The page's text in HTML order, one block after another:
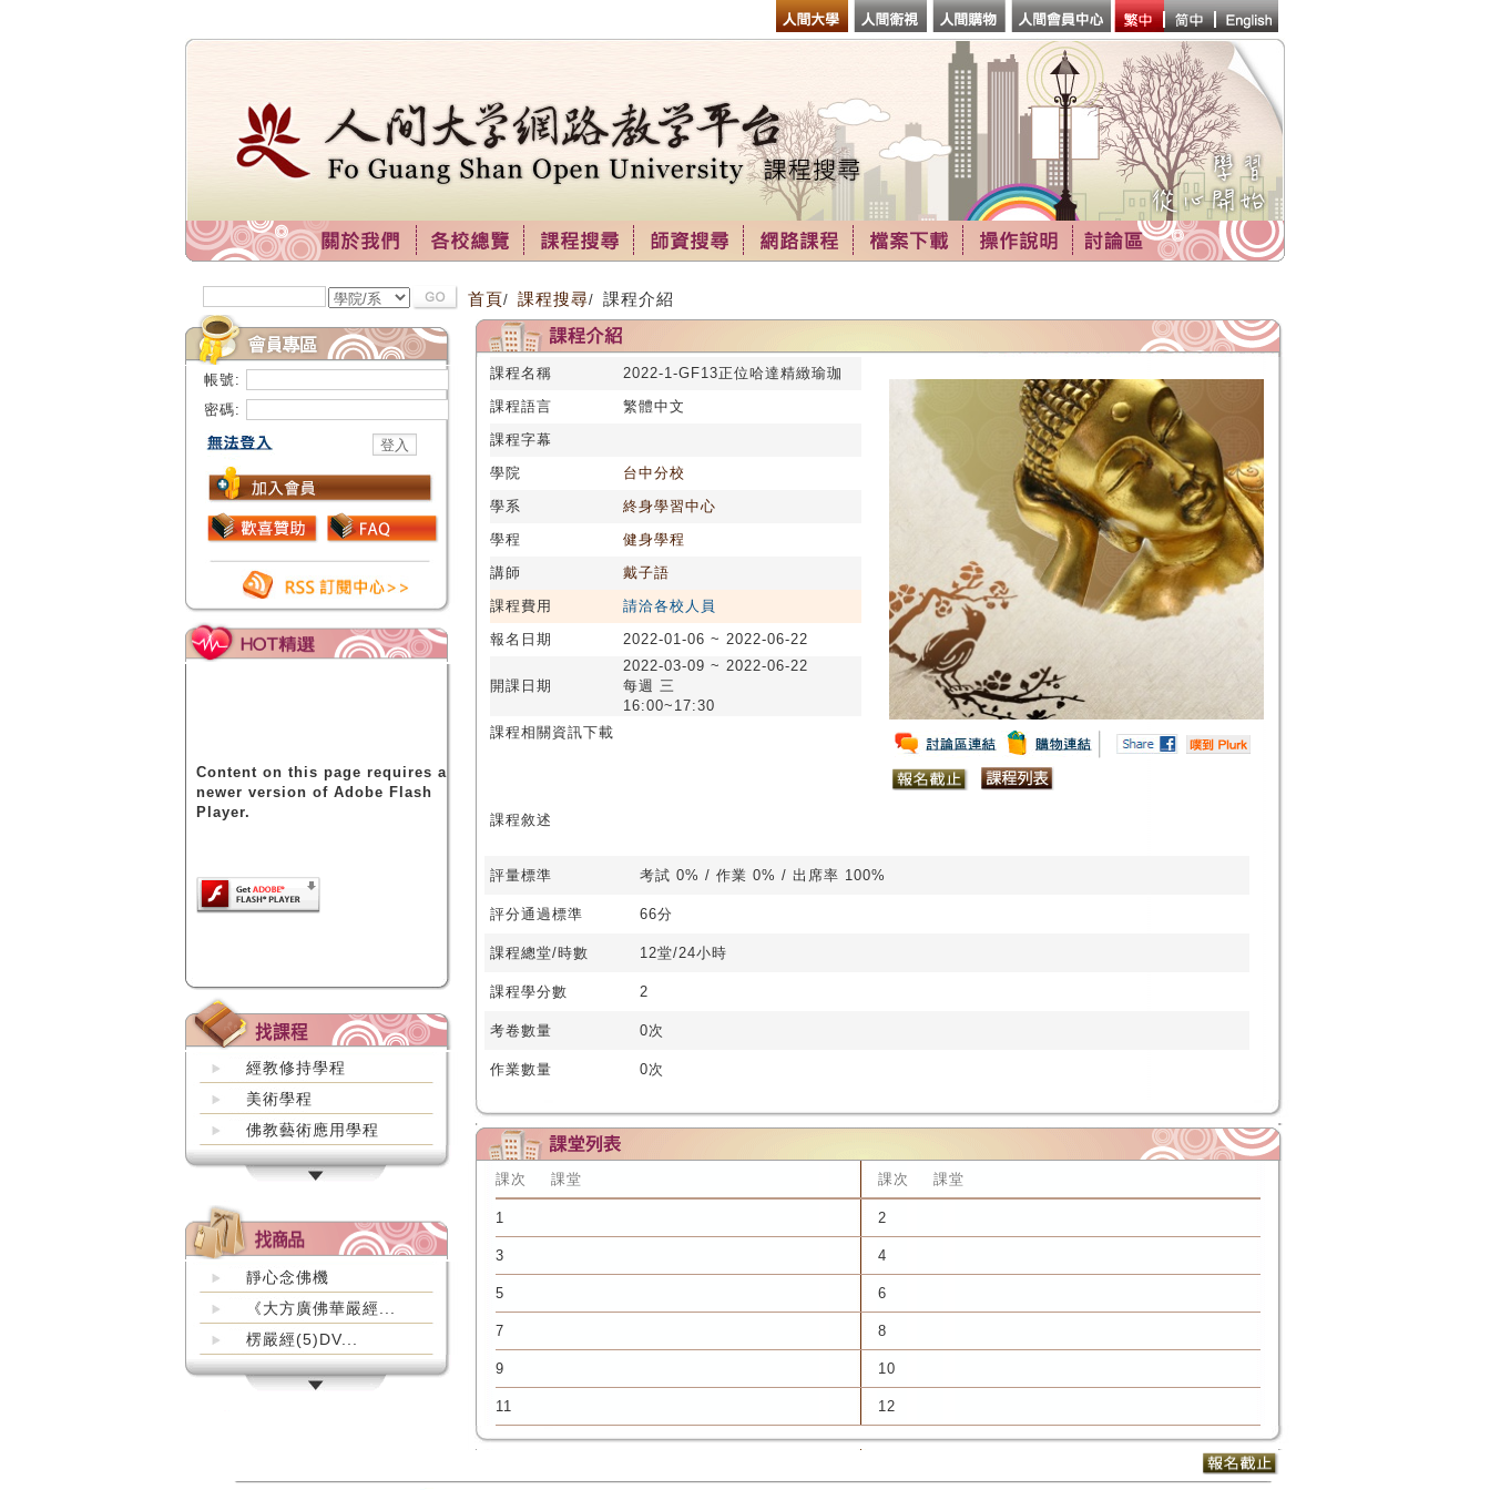
帳號:
密碼:
Content on this page requires a
newer version of Adobe Flash
Player.
經教修持學程
美術學程
佛教藝術應用學程
靜心念佛機
《大方廣佛華嚴經...
楞嚴經(5)DV...
首頁/ 課程搜尋/ 課程介紹
課程名稱
2022-1-GF13正位哈達精緻瑜珈
課程語言
繁體中文
課程字幕
學院
台中分校
學系
終身學習中心
學程
健身學程
講師
戴子語
課程費用
請洽各校人員
報名日期
2022-01-06 ~ 2022-06-22
開課日期
2022-03-09 ~ 2022-06-22
每週 三
16:00~17:30
課程相關資訊下載
課程敘述
評量標準 考試 0% / 作業 0% / 出席率 100%
評分通過標準 66分
課程總堂/時數 12堂/24小時
課程學分數 2
考卷數量 0次
作業數量 0次
課次 課堂 課次 課堂
1 2
3 4
5 6
7 8
9 10
11 12